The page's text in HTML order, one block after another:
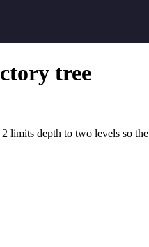
tree
depth to two levels so